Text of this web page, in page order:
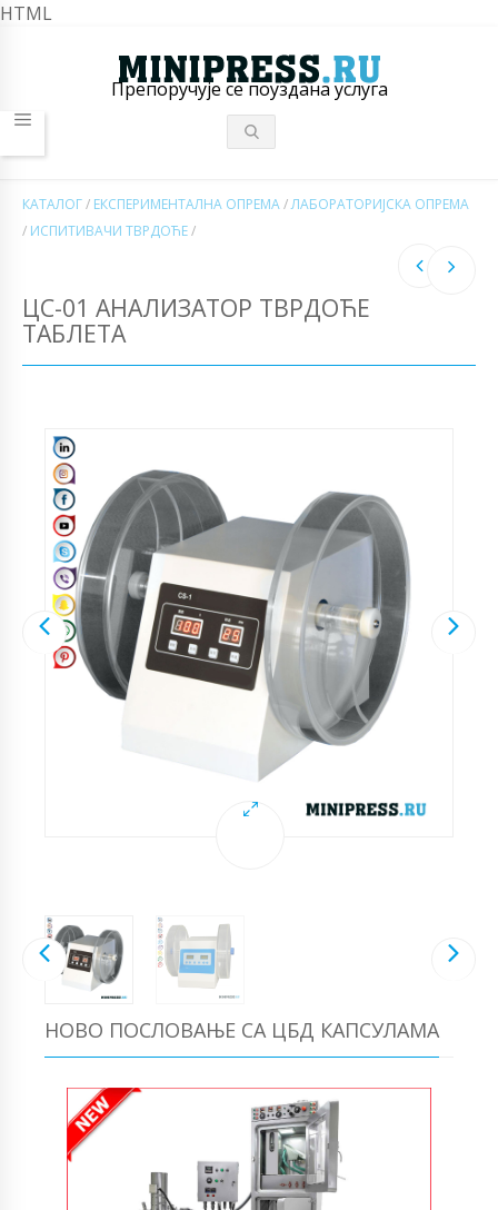
HTML
Препоручује се поуздана услуга
КАТАЛОГ/ ЕКСПЕРИМЕНТАЛНА ОПРЕМА/ЛАБОРАТОРИЈСКА ОПРЕМА
/ ИСПИТИВАЧИ ТВРДОЋЕ/
ЦС-01 АНАЛИЗАТОР ТВРДОЋЕ
ТАБЛЕТА
НОВО ПОСЛОВАЊЕ СА ЦБД КАПСУЛАМА